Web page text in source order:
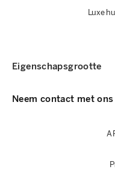
Luxe
Neem contact met
Eigenschapsgrootte